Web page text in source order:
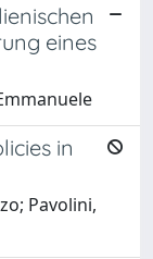
eines
in
Pavolini,